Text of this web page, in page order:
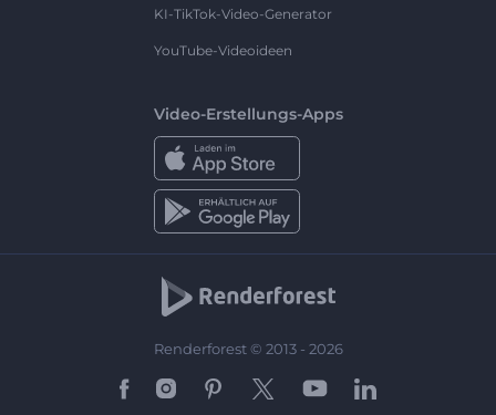
KI-TikTok-Video-Generator
YouTube-Videoideen
Video-Erstellungs-Apps
Renderforest © 2013 - 2026